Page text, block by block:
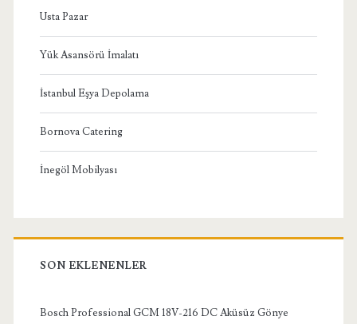
Usta Pazar
Yük Asansörü İmalatı
İstanbul Eşya Depolama
Bornova Catering
İnegöl Mobilyası
SON EKLENENLER
Bosch Professional GCM 18V-216 DC Aküsüz Gönye